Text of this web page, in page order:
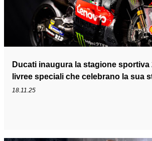
Ducati inaugura la stagione sportiva
livree speciali che celebrano la sua
18.11.25